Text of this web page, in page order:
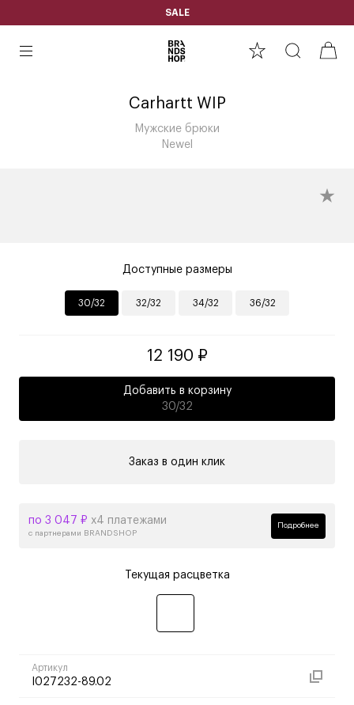
SALE
Carhartt WIP
Мужские брюки
Newel
Доступные размеры
30/32 32/32 34/32 36/32
12 190 ₽
Добавить в корзину
30/32
Заказ в один клик
по 3 047 ₽ х4 платежами
с партнерами BRANDSHOP
Подробнее
Текущая расцветка
Артикул
I027232-89.02